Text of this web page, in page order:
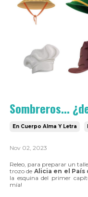
Sombreros...
En Cuerpo Alma Y Letra
Nov 02, 2023
Releo, para preparar un
trozo de Alicia en el País
la esquina del primer
mía!